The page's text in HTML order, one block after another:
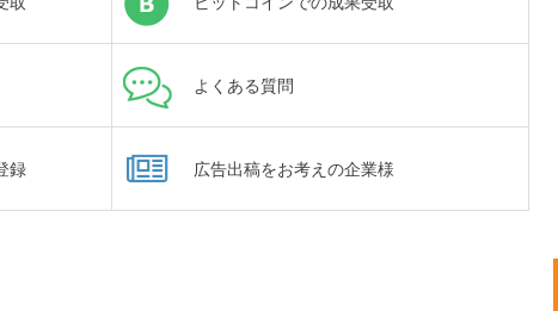
よくある質問
録 広告出稿をお考えの企業様